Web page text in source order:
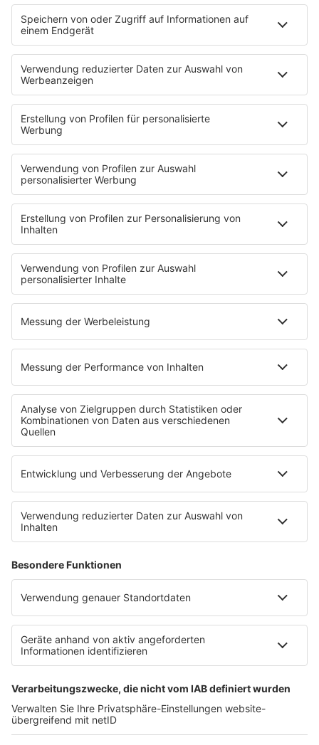
Codewort
Achte darauf, was du in den
sozialen Medien teilst
Telefonbucheintrag löschen
HOME
INFOS
Kontakt
Jobs & Praktika
Pressekontakt
Presse & Downloads
Wetter
Übersicht
bigFM App
radio.de
radioplayer.de
Partner
WERBUNG
Leistungen und Produkte
Ansprechpartner
RECHTLICHES
Impressum
Datenschutz
Datenschutzeinstellungen
Datenverarbeitung bei Gewinnspielen
Teilnahmebedingungen
Bildnachweise
KI-Leitlinie